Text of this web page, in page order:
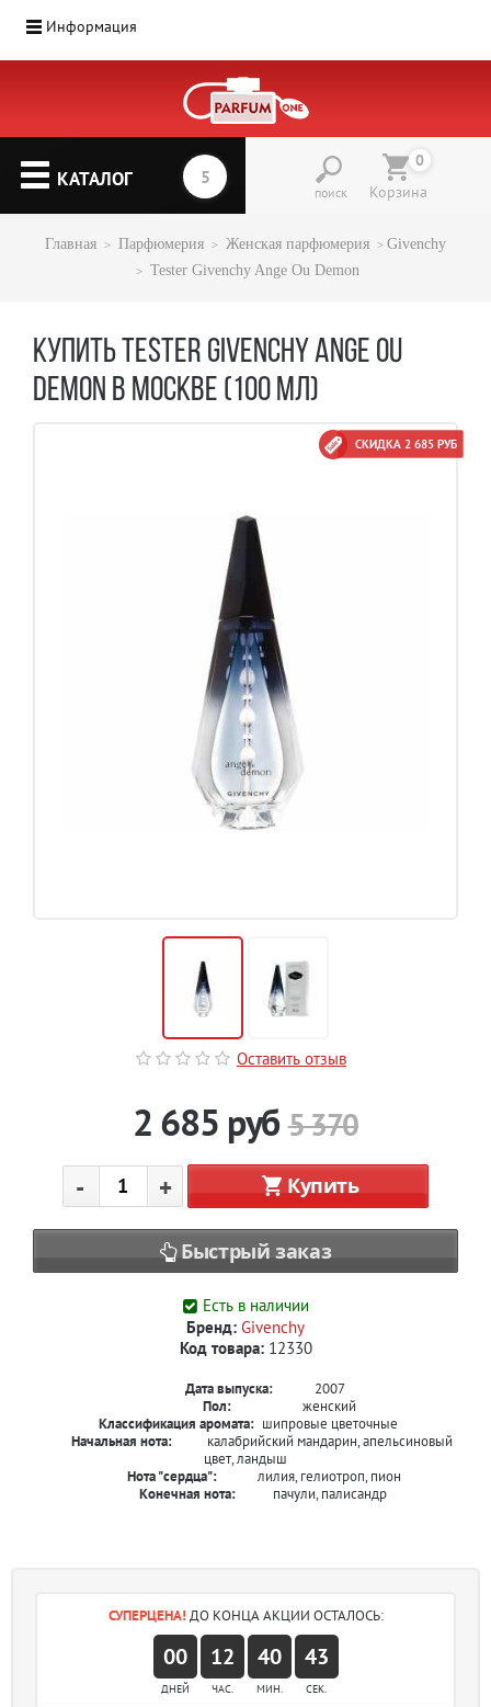
Информация
КАТАЛОГ
поиск
0
Корзина
Главная Парфюмерия Женская парфюмерия
Givenchy
Tester Givenchy Ange Ou Demon
КУПИТЬ TESTER GIVENCHY ANGE OU
DEMON В МОСКВЕ (100 МЛ)
СКИДКА 2 685 РУБ
Оставить отзыв
2 685 руб 5 370
- + Купить
Быстрый заказ
Есть в наличии
Бренд: Givenchy
Код товара:12330
Дата выпуска:
2007
Пол:
женский
Классификация аромата: шипровые цветочные
Начальная нота:
калабрийский мандарин, апельсиновый
цвет, ландыш
Нота "сердца":
лилия, гелиотроп, пион
Конечная нота:
пачули, палисандр
СУПЕРЦЕНА! ДО КОНЦА АКЦИИ ОСТАЛОСЬ:
00 12 40 43
ДНЕЙ ЧАС. МИН. СЕК.